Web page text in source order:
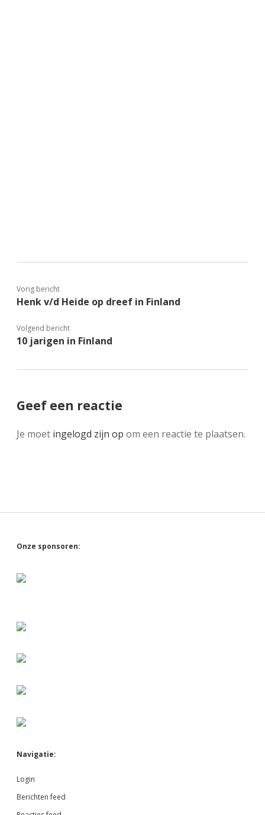
Vorig bericht
Henk v/d Heide op dreef in Finland
Volgend bericht
10 jarigen in Finland
Geef een reactie
Je moet ingelogd zijn op om een reactie te plaatsen.
Sidebar
Onze sponsoren:
Navigatie:
Login
Berichten feed